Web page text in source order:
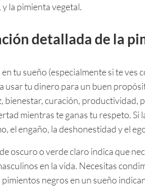
la pimienta vegetal.
detallada de la
tu sueño (especialmente si te ves
usar tu dinero para un buen
bienestar, curación, productividad,
mientras te ganas tu respeto. Si
el engaño, la deshonestidad y el
oscuro o verde claro indica que
en la vida. Necesitas
pimientos negros en un sueño